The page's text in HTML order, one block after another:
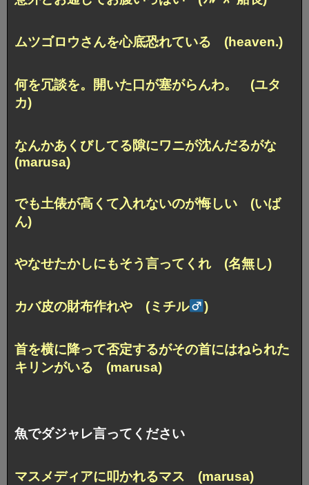
ムツゴロウさんを心底恐れている (heaven.)
何を冗談を。開いた口が塞がらんわ。 (ユタ
カ)
なんかあくびしてる隙にワニが沈んだるがな
(marusa)
でも土俵が高くて入れないのが悔しい (いば
ん)
やなせたかしにもそう言ってくれ (名無し)
カバ皮の財布作れや (ミチル )
首を横に降って否定するがその首にはねられた
キリンがいる (marusa)
魚でダジャレ言ってください
マスメディアに叩かれるマス (marusa)